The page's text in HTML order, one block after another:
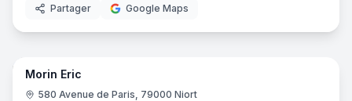
Partager Google Maps
Salon de coiffure
6
Morin Eric
580 Avenue de Paris, 79000 Niort